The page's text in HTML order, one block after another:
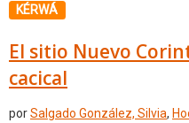
KÉRWÁ
El sitio Nuevo
cacical
porSalgado González, Silvia,